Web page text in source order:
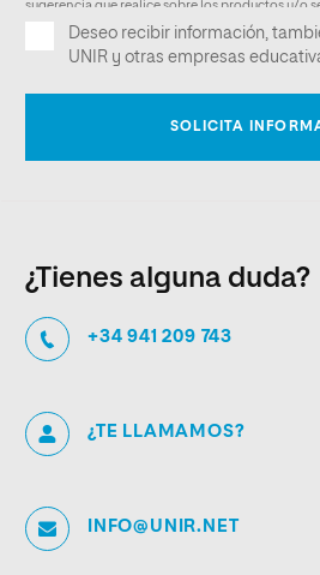
¿Tienes alguna duda?
+34 941 209 743
¿TE LLAMAMOS?
INFO@UNIR.NET